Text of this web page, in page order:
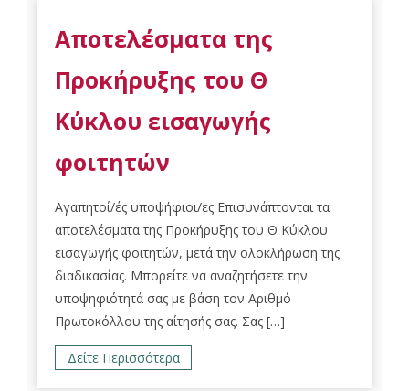
Αποτελέσματα της
Προκήρυξης του Θ
Κύκλου εισαγωγής
φοιτητών
Αγαπητοί/ές υποψήφιοι/ες Επισυνάπτονται τα
αποτελέσματα της Προκήρυξης του Θ Κύκλου
εισαγωγής φοιτητών, μετά την ολοκλήρωση της
διαδικασίας. Μπορείτε να αναζητήσετε την
υποψηφιότητά σας με βάση τον Αριθμό
Πρωτοκόλλου της αίτησής σας. Σας […]
Δείτε Περισσότερα